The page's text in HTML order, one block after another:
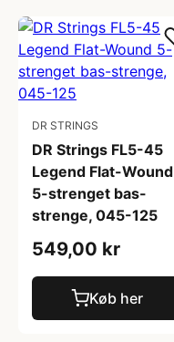
DR STRINGS
DR Strings FL5-45
Legend Flat-Wound
5-strenget bas-
strenge, 045-125
549,00 kr
Køb her